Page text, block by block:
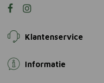
Klantenservice
Informatie